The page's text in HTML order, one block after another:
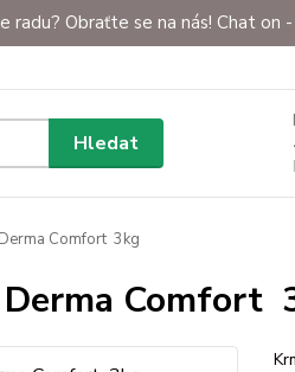
Obraťte se na nás! Chat on
Hledat
Comfort 3kg
Comfort